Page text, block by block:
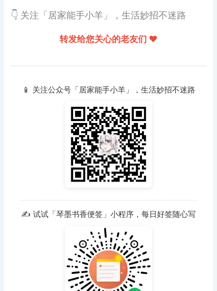
👇 关注「居家能手小羊」，生活妙招不迷路
转发给您关心的老友们 ❤️
📱 关注公众号「居家能手小羊」，生活妙招不迷路
✍️ 试试「琴墨书香便签」小程序，每日好签随心写